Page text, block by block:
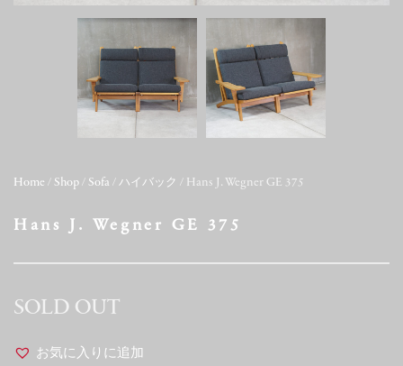
Home / Shop / Sofa / ハイバック / Hans J. Wegner GE 375
Hans J. Wegner GE 375
SOLD OUT
お気に入りに追加